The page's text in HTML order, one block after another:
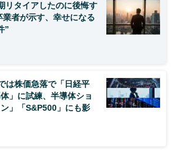
リタイアしたのに後悔す
者が示す、幸せになる
”
は株価急落で「日経平
」に試練、半導体ショ
」「S&P500」にも影